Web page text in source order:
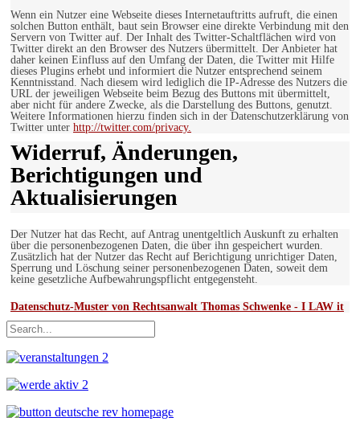
Wenn ein Nutzer eine Webseite dieses Internetauftritts aufruft, die einen
solchen Button enthält, baut sein Browser eine direkte Verbindung mit den
Servern von Twitter auf. Der Inhalt des Twitter-Schaltflächen wird von
Twitter direkt an den Browser des Nutzers übermittelt. Der Anbieter hat
daher keinen Einfluss auf den Umfang der Daten, die Twitter mit Hilfe
dieses Plugins erhebt und informiert die Nutzer entsprechend seinem
Kenntnisstand. Nach diesem wird lediglich die IP-Adresse des Nutzers die
URL der jeweiligen Webseite beim Bezug des Buttons mit übermittelt,
aber nicht für andere Zwecke, als die Darstellung des Buttons, genutzt.
Weitere Informationen hierzu finden sich in der Datenschutzerklärung von
Twitter unter http://twitter.com/privacy.
Widerruf, Änderungen,
Berichtigungen und
Aktualisierungen
Der Nutzer hat das Recht, auf Antrag unentgeltlich Auskunft zu erhalten
über die personenbezogenen Daten, die über ihn gespeichert wurden.
Zusätzlich hat der Nutzer das Recht auf Berichtigung unrichtiger Daten,
Sperrung und Löschung seiner personenbezogenen Daten, soweit dem
keine gesetzliche Aufbewahrungspflicht entgegensteht.
Datenschutz-Muster von Rechtsanwalt Thomas Schwenke - I LAW it